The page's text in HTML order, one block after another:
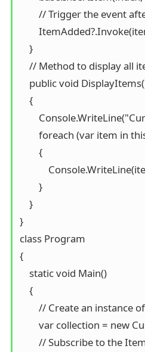
// Trigger the event
    }
// Method to display all
public void
    {
foreach (var item in
        {
        }
    }
}
class Program
{
    static void Main()
    {
// Create an
var collection = new
// Subscribe to the